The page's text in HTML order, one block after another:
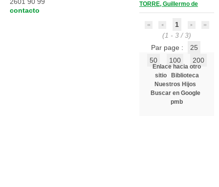
TORRE, Guillermo de
1
(1 - 3 / 3)
Par page :
25
50
100 200
Enlace hacia otro
sitio
Biblioteca
Nuestros Hijos
Buscar en Google
pmb
contacto